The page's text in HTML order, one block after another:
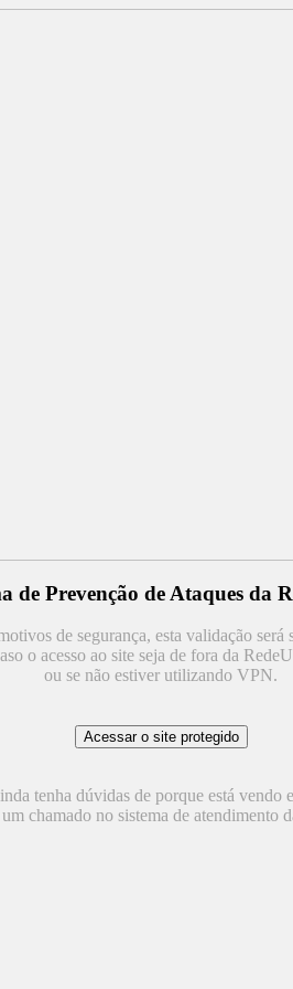
de Prevenção de Ataques da
de segurança, esta validação será
o acesso ao site seja de fora da
ou se não estiver utilizando VPN.
tenha dúvidas de porque está vendo
chamado no sistema de atendimento